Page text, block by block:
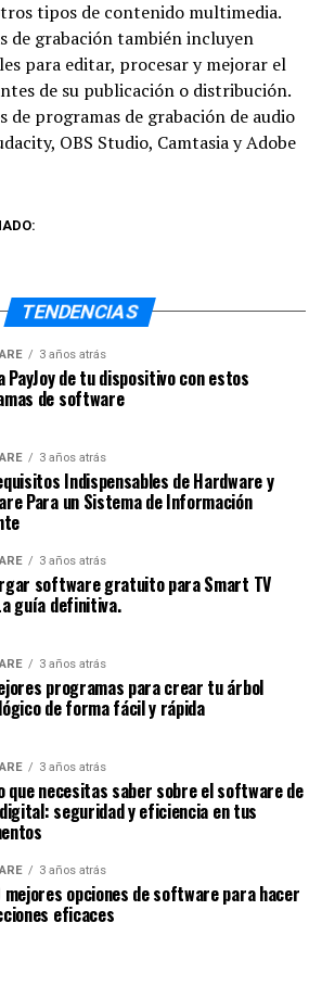
tipos de contenido multimedia.
de grabación también incluyen
para editar, procesar y mejorar el
de su publicación o distribución.
de programas de grabación de audio
OBS Studio, Camtasia y Adobe
TENDENCIAS
3 años atrás
PayJoy de tu dispositivo con estos
de software
3 años atrás
Indispensables de Hardware y
Para un Sistema de Información
3 años atrás
software gratuito para Smart TV
guía definitiva.
3 años atrás
programas para crear tu árbol
de forma fácil y rápida
3 años atrás
que necesitas saber sobre el software de
seguridad y eficiencia en tus
3 años atrás
mejores opciones de software para hacer
eficaces